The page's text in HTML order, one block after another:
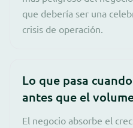
que debería ser una
crisis de operación.
Lo que pasa
antes que el
El negocio absorbe el